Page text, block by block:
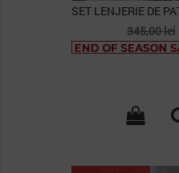
Pret
de
345,00 lei